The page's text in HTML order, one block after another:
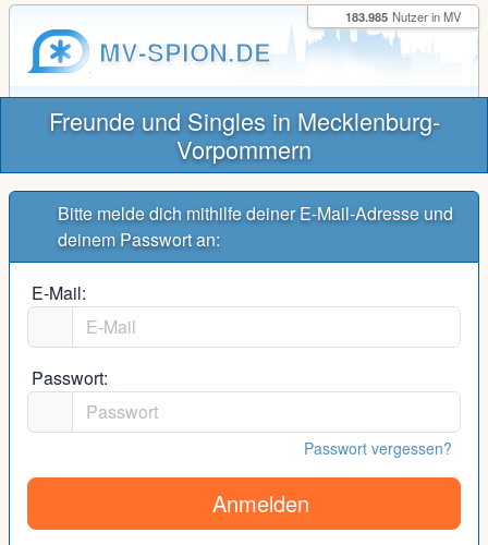
MV-SPION.DE
183.985 Nutzer in MV
Freunde und Singles in Mecklenburg-
Vorpommern
Bitte melde dich mithilfe deiner E-Mail-Adresse und
deinem Passwort an:
E-Mail:
Passwort:
Passwort vergessen?
Anmelden